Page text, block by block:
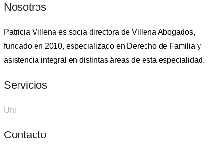
Nosotros
Patricia Villena es socia directora de Villena Abogados,
fundado en 2010, especializado en Derecho de Familia y
asistencia integral en distintas áreas de esta especialidad.
Servicios
Uni
Contacto